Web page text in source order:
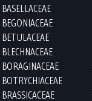
BASELLACEAE
BEGONIACEAE
BETULACEAE
BLECHNACEAE
BORAGINACEAE
BOTRYCHIACEAE
BRASSICACEAE